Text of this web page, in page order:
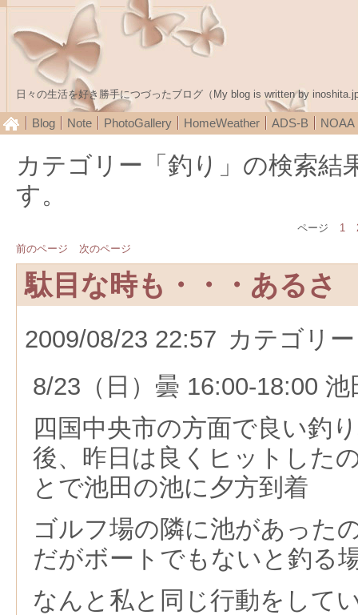
日々の生活を好き勝手につづったブログ（My blog is written by
Blog Note PhotoGallery HomeWeather ADS-B NOAA
カテゴリー「釣り」の検索結
す。
ページ 1
前のページ
次のページ
駄目な時も・・・あるさ
2009/08/23 22:57 カテゴリ
8/23（日）曇 16:00-18:00 池
四国中央市の方面で良い釣
後、昨日は良くヒットした
とで池田の池に夕方到着
ゴルフ場の隣に池があった
だがボートでもないと釣る
なんと私と同じ行動をして